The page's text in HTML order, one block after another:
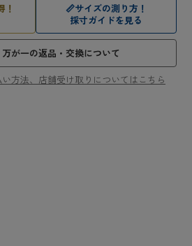
📏サイズの測り方！
採寸ガイドを見る
が一の返品・交換について
方法、店舗受け取りについてはこちら